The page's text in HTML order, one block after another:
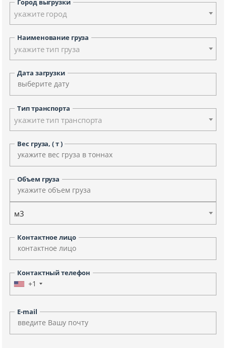
укажите город
Наименование груза
укажите тип груза
Дата загрузки
Тип транспорта
укажите тип транспорта
Вес груза, ( т )
Объем груза
м3
Контактное лицо
Контактный телефон
+1
E-mail